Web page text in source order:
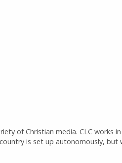
of Christian media. CLC works
is set up autonomously,